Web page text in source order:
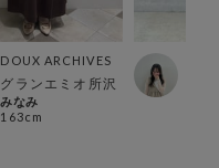
DOUX ARCHIVES
グランエミオ所沢
みなみ
163cm